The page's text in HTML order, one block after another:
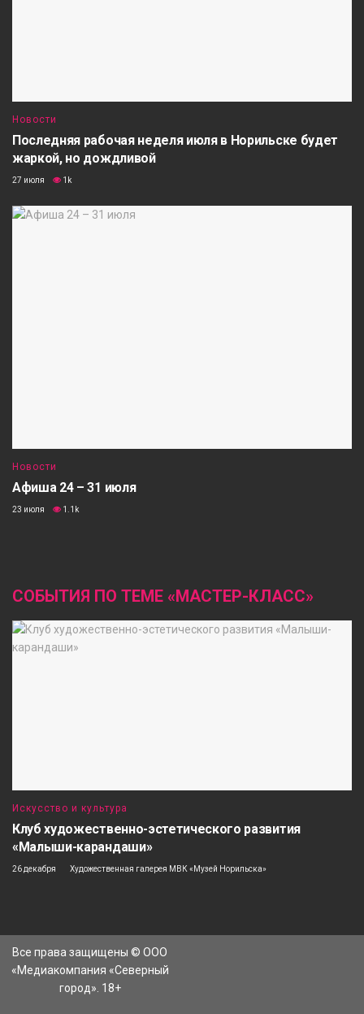
Новости
Последняя рабочая неделя июля в Норильске будет
жаркой, но дождливой
27 июля 1k
Новости
Афиша 24 – 31 июля
23 июля 1.1k
СОБЫТИЯ ПО ТЕМЕ «МАСТЕР-КЛАСС»
Искусство и культура
Клуб художественно-эстетического развития
«Малыши-карандаши»
26 декабря Художественная галерея МВК «Музей Норильска»
Все права защищены © ООО
«Медиакомпания «Северный
город». 18+